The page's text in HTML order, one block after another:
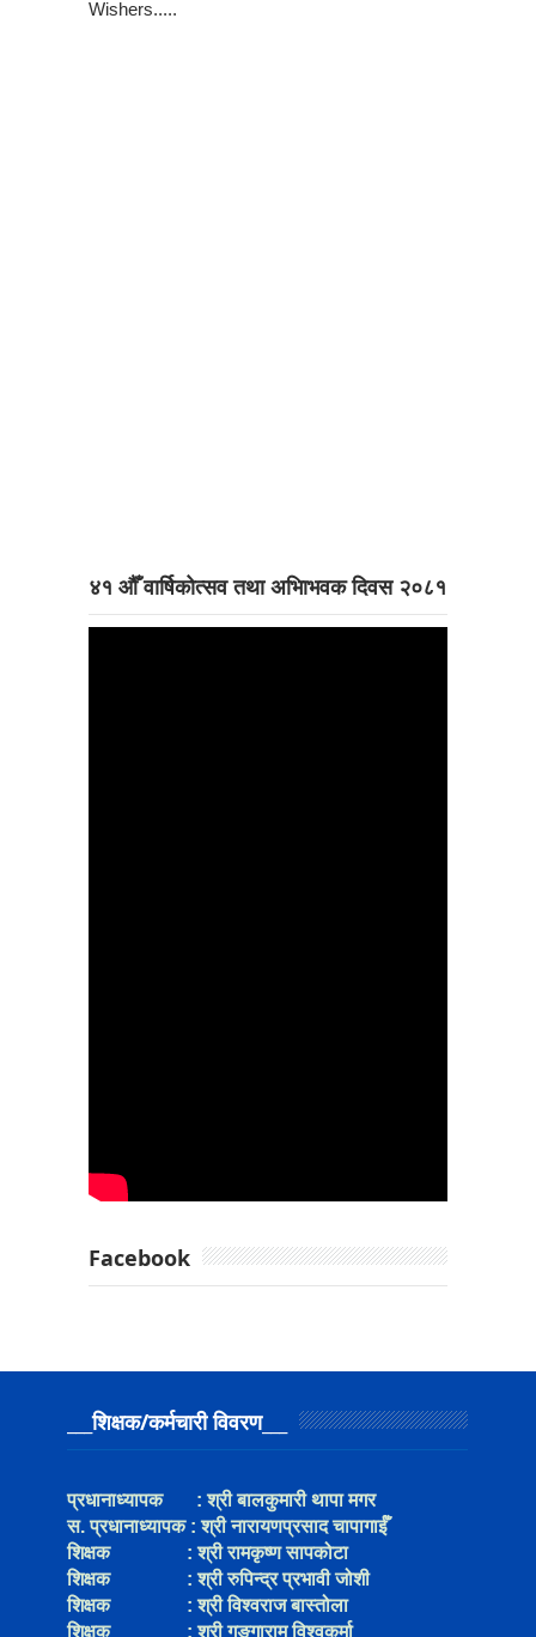
Wishers.....
४१ औँ वार्षिकोत्सव तथा अभिाभवक दिवस २०८१
Facebook
___शिक्षक/कर्मचारी विवरण___
प्रधानाध्यापक : श्री बालकुमारी थापा मगर
स. प्रधानाध्यापक :श्रीनारायणप्रसाद चापागाईँ
शिक्षक
:श्री रामकृष्ण सापकोटा
शिक्षक
:श्री रुपिन्द्र प्रभावी जोशी
शिक्षक
:श्रीविश्‍वराज बास्तोला
शिक्षक
:श्री गङ्गाराम विश्‍वकर्मा